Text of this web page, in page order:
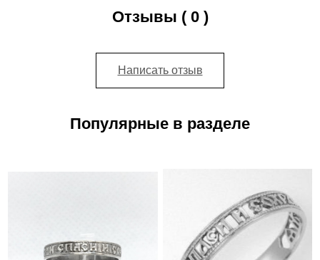
Отзывы ( 0 )
Написать отзыв
Популярные в разделе